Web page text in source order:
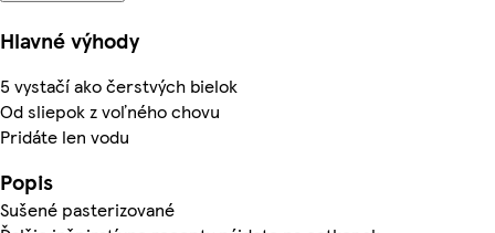
Hlavné výhody
5 vystačí ako čerstvých bielok
Od sliepok z voľného chovu
Pridáte len vodu
Popis
Sušené pasterizované